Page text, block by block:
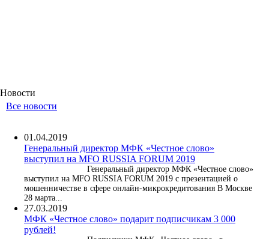
Новости
Все новости
01.04.2019
Генеральный директор МФК «Честное слово»
выступил на MFO RUSSIA FORUM 2019
Генеральный директор МФК «Честное слово»
выступил на MFO RUSSIA FORUM 2019 с презентацией о
мошенничестве в сфере онлайн-микрокредитования В Москве
28 марта...
27.03.2019
МФК «Честное слово» подарит подписчикам 3 000
рублей!